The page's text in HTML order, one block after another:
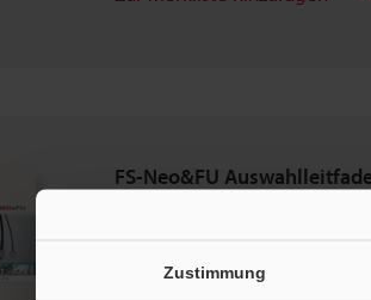
Zustimmung
FS-Neo&FU